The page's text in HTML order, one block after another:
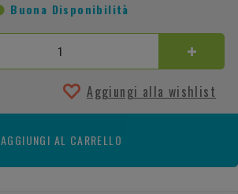
Buona Disponibilità
Aggiungi alla wishlist
AGGIUNGI AL CARRELLO